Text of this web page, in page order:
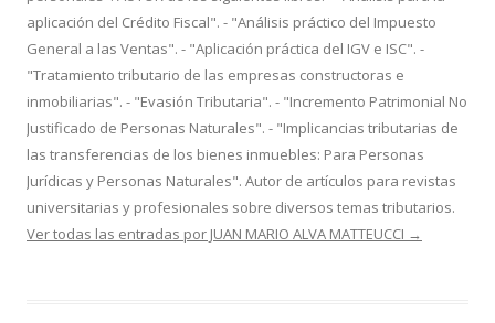
aplicación del Crédito Fiscal". - "Análisis práctico del Impuesto
General a las Ventas". - "Aplicación práctica del IGV e ISC". -
"Tratamiento tributario de las empresas constructoras e
inmobiliarias". - "Evasión Tributaria". - "Incremento Patrimonial No
Justificado de Personas Naturales". - "Implicancias tributarias de
las transferencias de los bienes inmuebles: Para Personas
Jurídicas y Personas Naturales". Autor de artículos para revistas
universitarias y profesionales sobre diversos temas tributarios.
Ver todas las entradas por JUAN MARIO ALVA MATTEUCCI →